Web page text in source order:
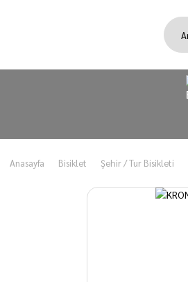
Anasayfa Bisiklet Şehir / Tur Bisikleti